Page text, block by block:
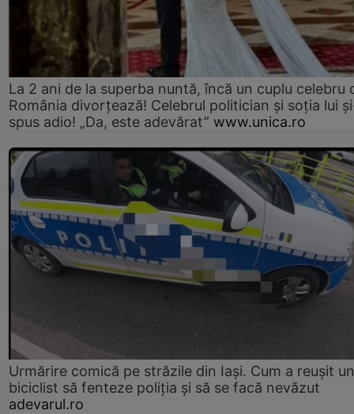
La 2 ani de la superba nuntă, încă un cuplu celebru
România divorțează! Celebrul politician și soția lui
spus adio! „Da, este adevărat” www.unica.ro
Urmărire comică pe străzile din Iași. Cum a reușit un
biciclist să fenteze poliția și să se facă nevăzut
adevarul.ro